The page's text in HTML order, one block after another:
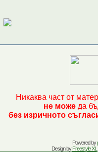
Никаква част от
не може да
без изричното
Powered by
Design byFreestyle XL